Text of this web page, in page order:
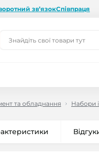
зв’язокСпівпраця
та обладнання Набори